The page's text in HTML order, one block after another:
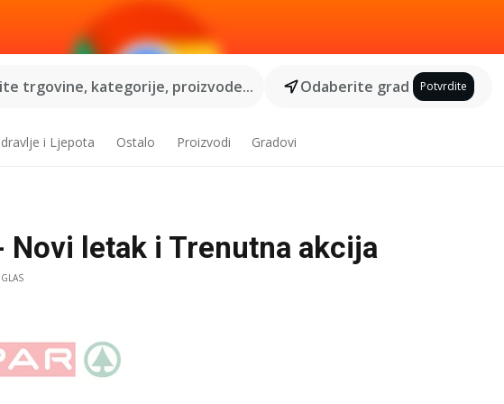
trgovine, kategorije, proizvode...
Odaberite grad Potvrdite
i Ljepota Ostalo Proizvodi Gradovi
Novi letak i Trenutna akcija